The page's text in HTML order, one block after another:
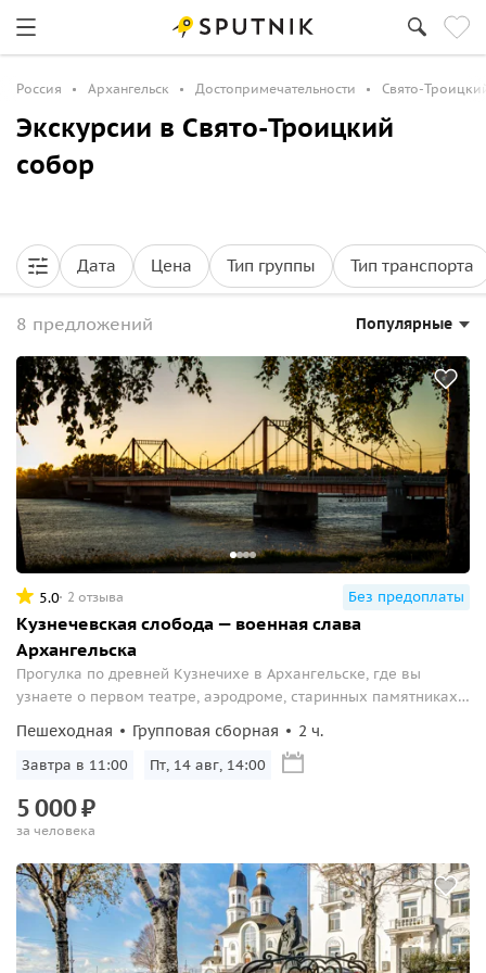
Россия Архангельск Достопримечательности Свято-
Экскурсии в Свято-Троицкий
собор
Дата Цена Тип группы Тип транспорта
8 предложений Популярные
5.0 2 отзыва Без предоплаты
Кузнечевская слобода — военная слава
Архангельска
Прогулка по древней Кузнечихе в Архангельске, где вы
узнаете о первом театре, аэродроме, старинных памятниках
Пешеходная Групповая сборная 2 ч.
Завтра в 11:00 Пт, 14 авг, 14:00
5000₽
за человека